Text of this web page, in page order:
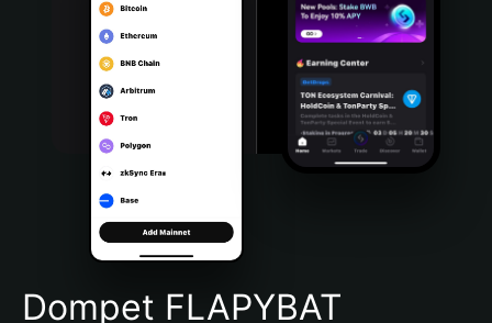
Português (Portugal)
Bahasa Indonesia
Português (Brasil)
Español (Argentina)
Dompet FLAPYBAT